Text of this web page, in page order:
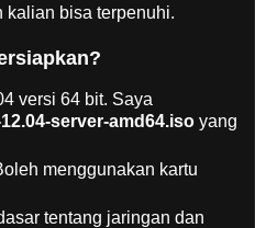
kalian bisa terpenuhi.
versi 64 bit. Saya
server-amd64.iso yang
menggunakan kartu
tentang jaringan dan